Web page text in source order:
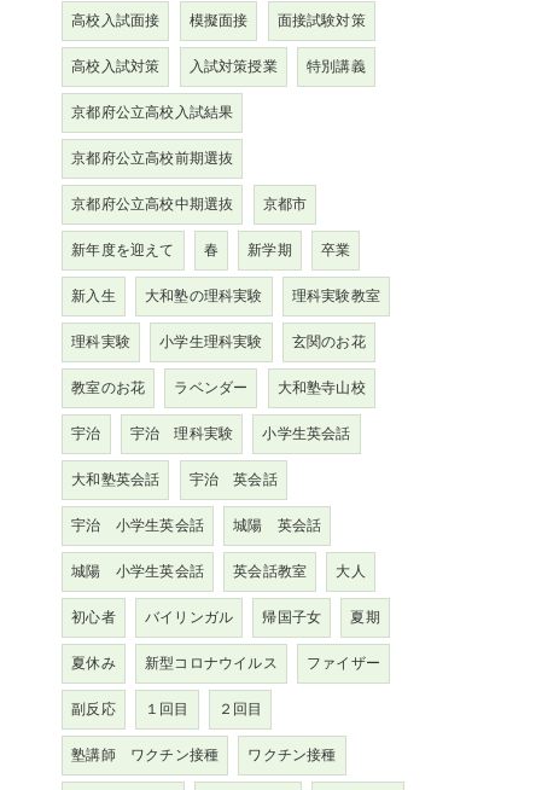
高校入試面接
模擬面接
面接試験対策
高校入試対策
入試対策授業
特別講義
京都府公立高校入試結果
京都府公立高校前期選抜
京都府公立高校中期選抜
京都市
新年度を迎えて
春 新学期
卒業
新入生
大和塾の理科実験
理科実験教室
理科実験
小学生理科実験
玄関のお花
教室のお花
ラベンダー
大和塾寺山校
宇治
宇治 理科実験
小学生英会話
大和塾英会話
宇治 英会話
宇治 小学生英会話
城陽 英会話
城陽 小学生英会話
英会話教室
大人
初心者
バイリンガル 帰国子女
夏期
夏休み
新型コロナウイルス
ファイザー
副反応
１回目
２回目
塾講師 ワクチン接種
ワクチン接種